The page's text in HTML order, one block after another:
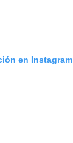
en Instagram